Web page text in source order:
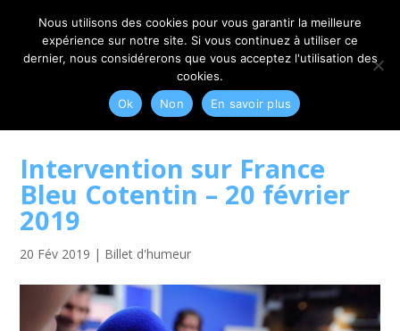
06 79 42 10 00 CONTACT@MYRIAM-CORBET.NET
Intervention sur France
Bleu Cotentin – 20 février
2019
20 Fév 2019 | Billet d'humeur
Nous utilisons des cookies pour vous garantir la meilleure
expérience sur notre site. Si vous continuez à utiliser ce
dernier, nous considérerons que vous acceptez l'utilisation des
cookies.
Ok
Non En savoir plus